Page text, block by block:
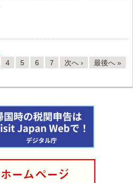
4 5 6 7 次へ › 最後へ »